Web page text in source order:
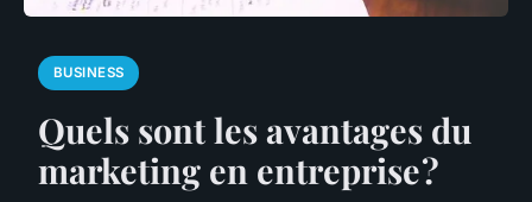
BUSINESS
Quels sont les avantages du
marketing en entreprise ?